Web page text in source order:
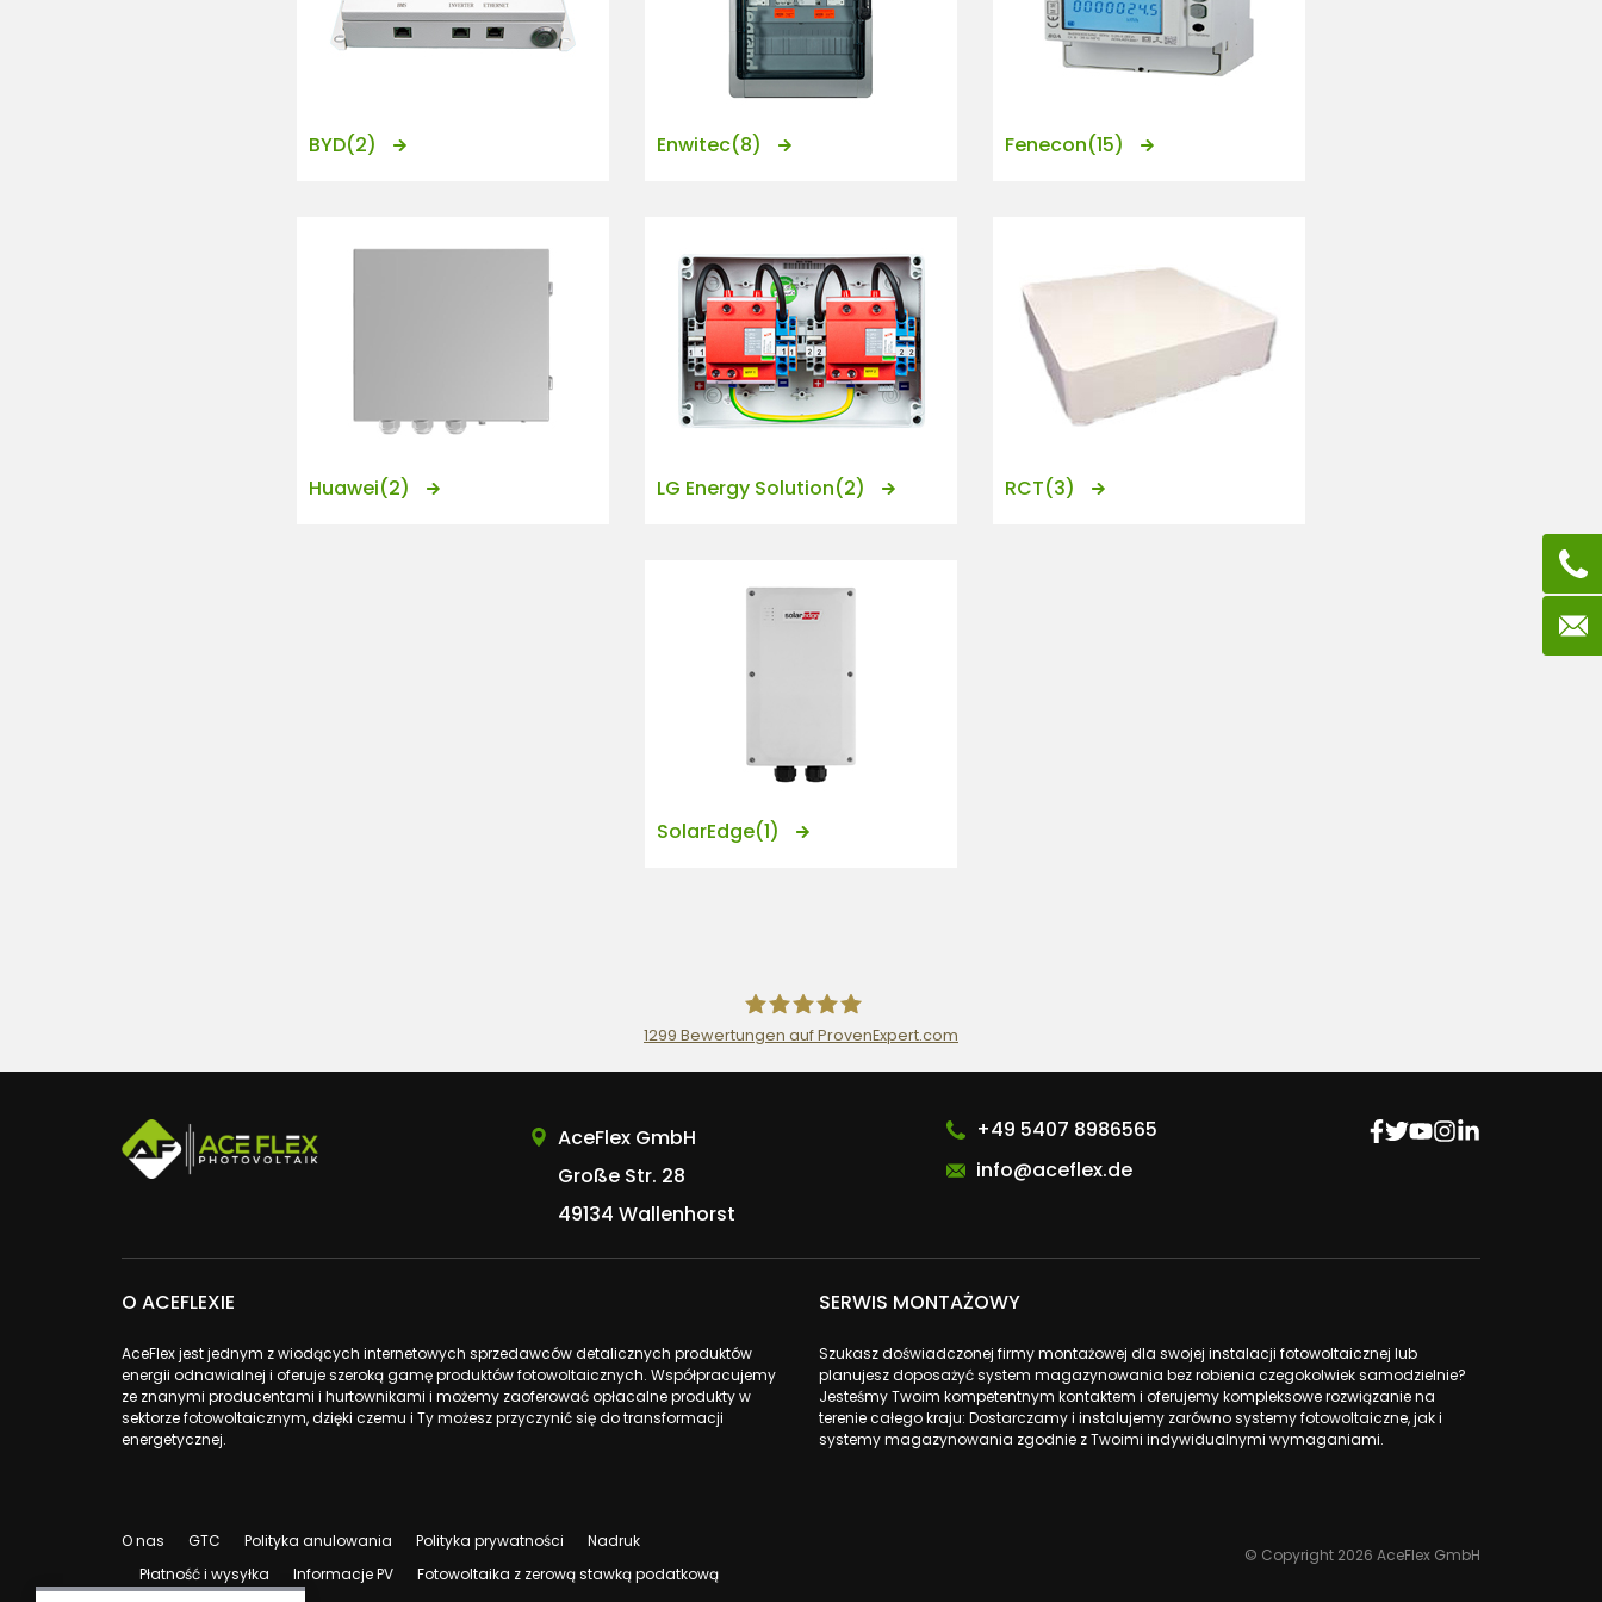
BYD(2) Enwitec(8) Fenecon(15)
Huawei(2) LG Energy Solution(2) RCT(3)
SolarEdge(1)
AceFlex GmbH
1299 Bewertungen auf ProvenExpert.com
AceFlex GmbH
Große Str. 28
49134 Wallenhorst
+49 5407 8986565
info@aceflex.de
O ACEFLEXIE
AceFlex jest jednym z wiodących internetowych sprzedawców detalicznych produktów
energii odnawialnej i oferuje szeroką gamę produktów fotowoltaicznych. Współpracujemy
ze znanymi producentami i hurtownikami i możemy zaoferować opłacalne produkty w
sektorze fotowoltaicznym, dzięki czemu i Ty możesz przyczynić się do transformacji
energetycznej.
SERWIS MONTAŻOWY
Szukasz doświadczonej firmy montażowej dla swojej instalacji fotowoltaicznej lub
planujesz doposażyć system magazynowania bez robienia czegokolwiek samodzielnie?
Jesteśmy Twoim kompetentnym kontaktem i oferujemy kompleksowe rozwiązanie na
terenie całego kraju: Dostarczamy i instalujemy zarówno systemy fotowoltaiczne, jak i
systemy magazynowania zgodnie z Twoimi indywidualnymi wymaganiami.
O nas GTC Polityka anulowania Polityka prywatności
Nadruk
Płatność i wysyłka
Informacje PV Fotowoltaika z zerową stawką podatkową
© Copyright 2026 AceFlex GmbH